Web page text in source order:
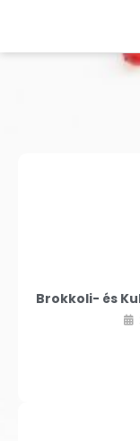
Brokkoli- és